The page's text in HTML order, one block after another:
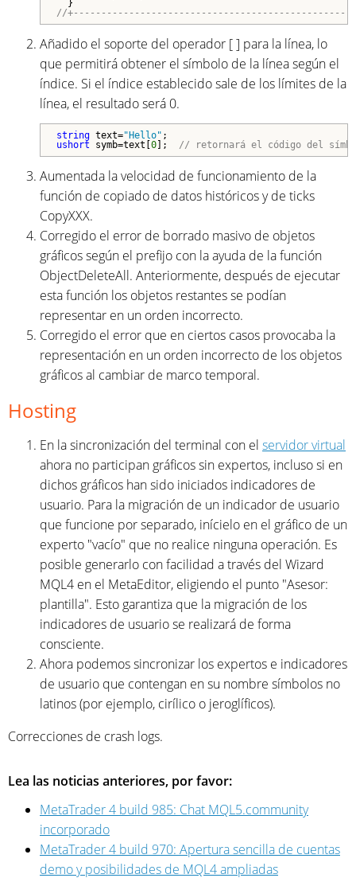
//
Añadido el soporte del operador [ ] para la línea, lo
que permitirá obtener el símbolo de la línea según el
índice. Si el índice establecido sale de los límites de la
línea, el resultado será 0.
string text="Hello"
ushort symb=text[ 0 ]; // retornará el código del
Aumentada la velocidad de funcionamiento de la
función de copiado de datos históricos y de ticks
CopyXXX.
Corregido el error de borrado masivo de objetos
gráficos según el prefijo con la ayuda de la función
ObjectDeleteAll. Anteriormente, después de ejecutar
esta función los objetos restantes se podían
representar en un orden incorrecto.
Corregido el error que en ciertos casos provocaba la
representación en un orden incorrecto de los objetos
gráficos al cambiar de marco temporal.
Hosting
En la sincronización del terminal con el servidor virtual
ahora no participan gráficos sin expertos, incluso si en
dichos gráficos han sido iniciados indicadores de
usuario. Para la migración de un indicador de usuario
que funcione por separado, inícielo en el gráfico de un
experto "vacío" que no realice ninguna operación. Es
posible generarlo con facilidad a través del Wizard
MQL4 en el MetaEditor, eligiendo el punto "Asesor:
plantilla". Esto garantiza que la migración de los
indicadores de usuario se realizará de forma
consciente.
Ahora podemos sincronizar los expertos e indicadores
de usuario que contengan en su nombre símbolos no
latinos (por ejemplo, cirílico o jeroglíficos).
Correcciones de crash logs.
Lea las noticias anteriores, por favor:
MetaTrader 4 build 985: Chat MQL5.community
incorporado
MetaTrader 4 build 970: Apertura sencilla de cuentas
demo y posibilidades de MQL4 ampliadas